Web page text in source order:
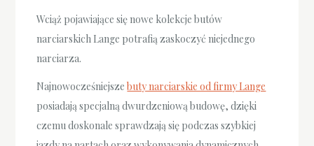
Wciąż pojawiające się nowe kolekcje butów
narciarskich Lange potrafią zaskoczyć niejednego
narciarza.
Najnowocześniejszebuty narciarskie od firmy Lange
posiadają specjalną dwurdzeniową budowę, dzięki
czemu doskonale sprawdzają się podczas szybkiej